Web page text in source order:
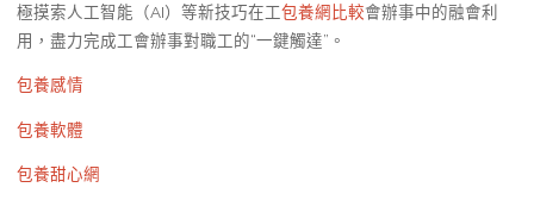
極摸索人工智能（AI）等新技巧在工包養網比較會辦事中的融會利
用，盡力完成工會辦事對職工的“一鍵觸達”。
包養感情
包養軟體
包養甜心網